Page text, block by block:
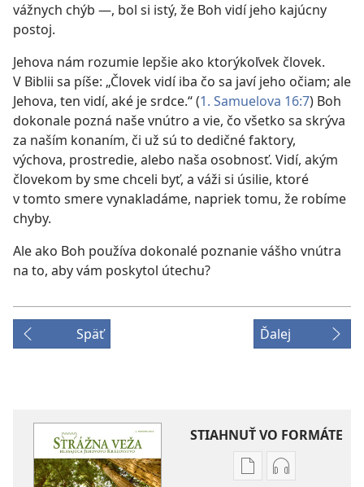
vážnych chýb —, bol si istý, že Boh vidí jeho kajúcny
postoj.
Jehova nám rozumie lepšie ako ktorýkoľvek človek.
V Biblii sa píše: „Človek vidí iba čo sa javí jeho očiam; ale
Jehova, ten vidí, aké je srdce.“ ​(1. Samuelova 16:7) Boh
dokonale pozná naše vnútro a vie, čo všetko sa skrýva
za naším konaním, či už sú to dedičné faktory,
výchova, prostredie, alebo naša osobnosť. Vidí, akým
človekom by sme chceli byť, a váži si úsilie, ktoré
v tomto smere vynakladáme, napriek tomu, že robíme
chyby.
Ale ako Boh používa dokonalé poznanie vášho vnútra
na to, aby vám poskytol útechu?
Späť Ďalej
STIAHNUŤ VO FORMÁTE
MožnostiMožnosti